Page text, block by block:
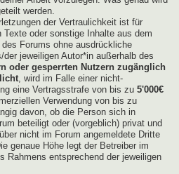
werden.
der Vertraulichkeit ist für
Texte oder sonstige Inhalte aus dem
Forums ohne ausdrückliche
jeweiligen Autor*in außerhalb des
oder gesperrten Nutzern zugänglich
, wird im Falle einer nicht-
eine Vertragsstrafe von bis zu 5'000€
Verwendung von bis zu
davon, ob die Person sich in
beteiligt oder (vorgeblich) privat und
nicht im Forum angemeldete Dritte
genaue Höhe legt der Betreiber im
Rahmens entsprechend der jeweiligen